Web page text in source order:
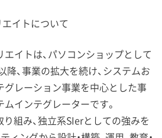
イトについて
イトは、パソコンショップとして
、事業の拡大を続け、システムお
グレーション事業を中心とした事
インテグレーターです。
組み、独立系SIerとしての強みを